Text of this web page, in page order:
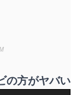
の方がヤバい